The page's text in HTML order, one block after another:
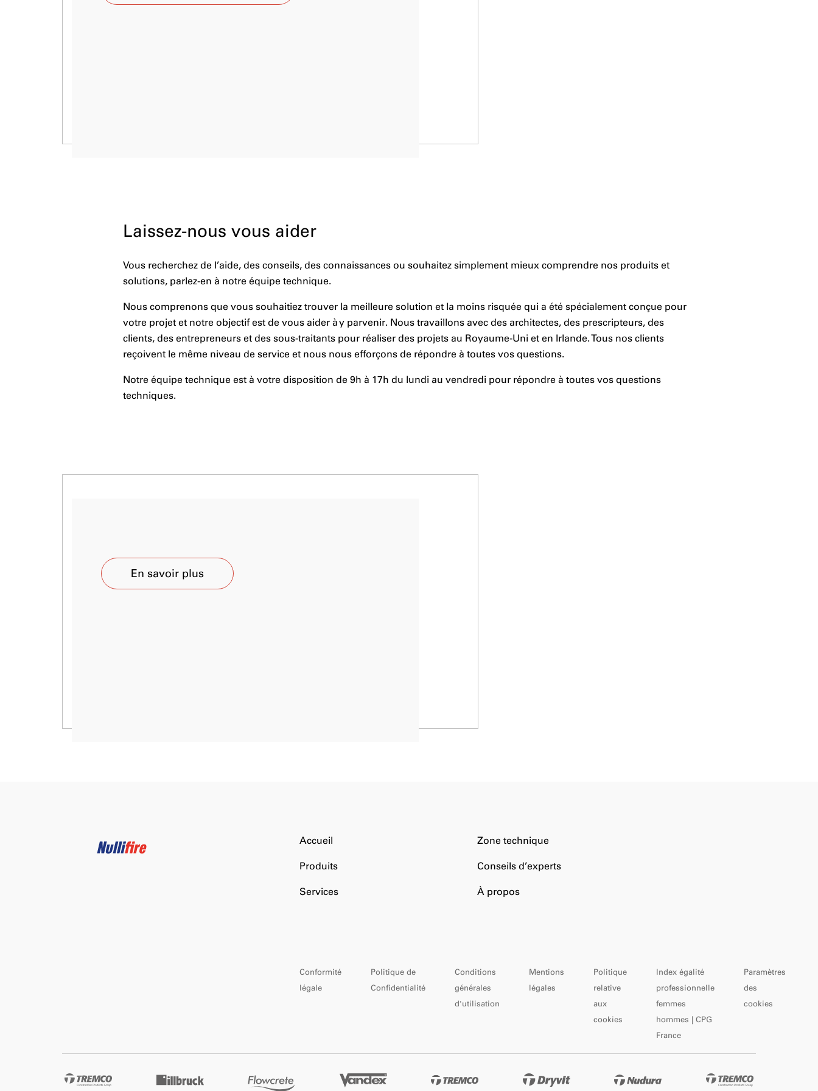
Laissez-nous vous aider
Vous recherchez de l’aide, des conseils, des connaissances ou souhaitez simplement mieux comprendre nos produits et
solutions, parlez-en à notre équipe technique.
Nous comprenons que vous souhaitiez trouver la meilleure solution et la moins risquée qui a été spécialement conçue pour
votre projet et notre objectif est de vous aider à y parvenir. Nous travaillons avec des architectes, des prescripteurs, des
clients, des entrepreneurs et des sous-traitants pour réaliser des projets au Royaume-Uni et en Irlande. Tous nos clients
reçoivent le même niveau de service et nous nous efforçons de répondre à toutes vos questions.
Notre équipe technique est à votre disposition de 9h à 17h du lundi au vendredi pour répondre à toutes vos questions
techniques.
En savoir plus
Accueil
Produits
Services
Zone technique
Conseils d’experts
À propos
Conformité
légale
Politique de
Confidentialité
Conditions
générales
d'utilisation
Mentions
légales
Politique
relative
aux
cookies
Index égalité
professionnelle
femmes
hommes | CPG
France
Paramètres
des
cookies